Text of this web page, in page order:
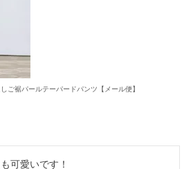
ご裾パールテーパードパンツ【メール便】
可愛いです！